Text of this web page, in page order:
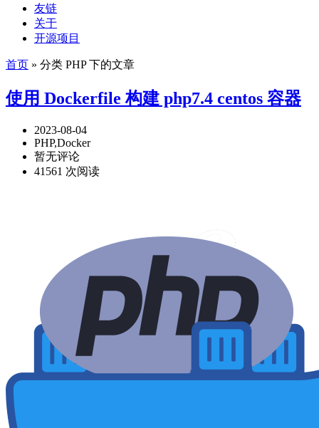
友链
关于
开源项目
首页 » 分类 PHP 下的文章
使用 Dockerfile 构建 php7.4 centos 容器
2023-08-04
PHP,Docker
暂无评论
41561 次阅读